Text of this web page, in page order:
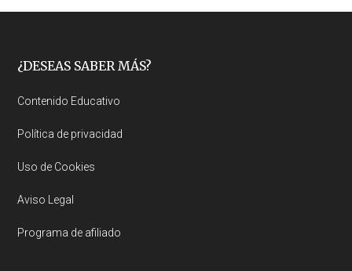
Footer
¿DESEAS SABER MÁS?
Contenido Educativo
Política de privacidad
Uso de Cookies
Aviso Legal
Programa de afiliado